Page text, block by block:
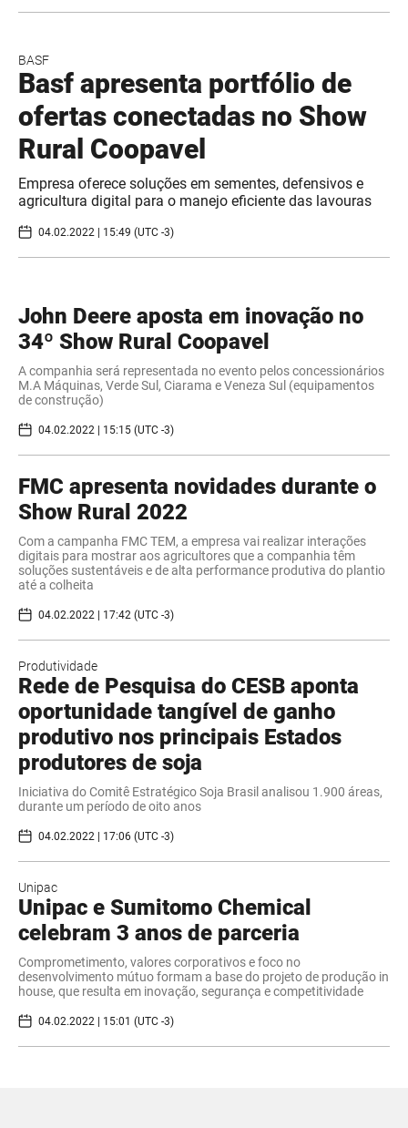
BASF
Basf apresenta portfólio de
ofertas conectadas no Show
Rural Coopavel
Empresa oferece soluções em sementes, defensivos e
agricultura digital para o manejo eficiente das lavouras
04.02.2022 | 15:49 (UTC -3)
John Deere aposta em inovação no
34º Show Rural Coopavel
A companhia será representada no evento pelos concessionários
M.A Máquinas, Verde Sul, Ciarama e Veneza Sul (equipamentos
de construção)
04.02.2022 | 15:15 (UTC -3)
FMC apresenta novidades durante o
Show Rural 2022
Com a campanha FMC TEM, a empresa vai realizar interações
digitais para mostrar aos agricultores que a companhia têm
soluções sustentáveis e de alta performance produtiva do plantio
até a colheita
04.02.2022 | 17:42 (UTC -3)
Produtividade
Rede de Pesquisa do CESB aponta
oportunidade tangível de ganho
produtivo nos principais Estados
produtores de soja
Iniciativa do Comitê Estratégico Soja Brasil analisou 1.900 áreas,
durante um período de oito anos
04.02.2022 | 17:06 (UTC -3)
Unipac
Unipac e Sumitomo Chemical
celebram 3 anos de parceria
Comprometimento, valores corporativos e foco no
desenvolvimento mútuo formam a base do projeto de produção in
house, que resulta em inovação, segurança e competitividade
04.02.2022 | 15:01 (UTC -3)